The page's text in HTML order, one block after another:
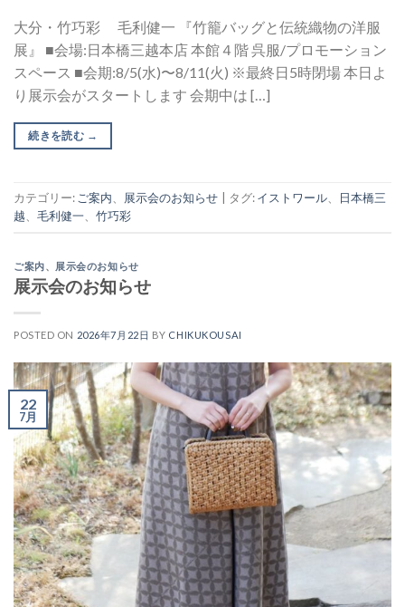
大分・竹巧彩 毛利健一 『竹籠バッグと伝統織物の洋服
展』 ■会場:日本橋三越本店 本館４階 呉服/プロモーション
スペース ■会期:8/5(水)〜8/11(火) ※最終日5時閉場 本日よ
り展示会がスタートします 会期中は […]
続きを読む →
カテゴリー: ご案内 展示会のお知らせ タグ:イストワール
日本橋三
越
毛利健一 竹巧彩
ご案内、 展示会のお知らせ
展示会のお知らせ
POSTED ON 2026年7月22日 BY CHIKUKOUSAI
22
7月